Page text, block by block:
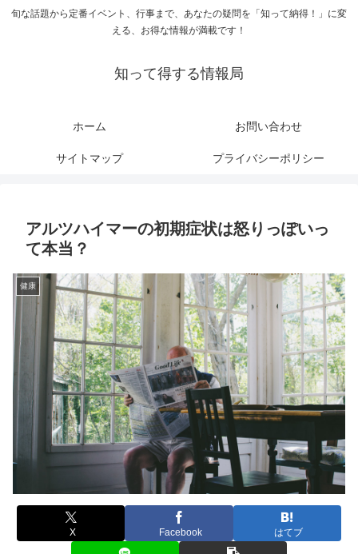
旬な話題から定番イベント、行事まで、あなたの疑問を「知って納得！」に変
える、お得な情報が満載です！
知って得する情報局
ホーム お問い合わせ
サイトマップ プライバシーポリシー
アルツハイマーの初期症状は怒りっぽいっ
て本当？
健康
X Facebook はてブ